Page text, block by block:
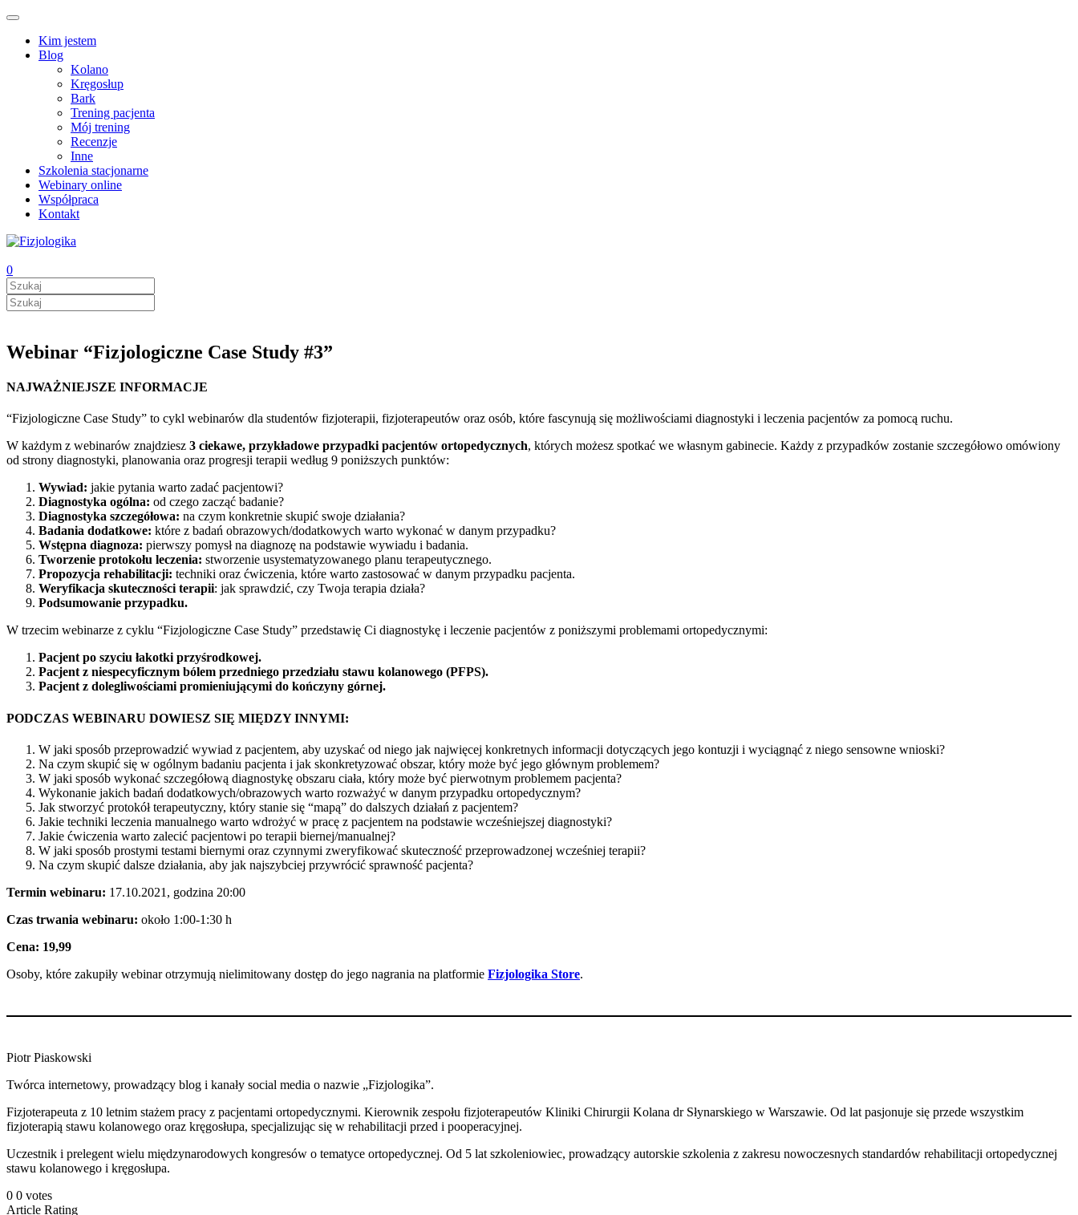
Kim jestem
Blog
Kolano
Kręgosłup
Bark
Trening pacjenta
Mój trening
Recenzje
Inne
Szkolenia stacjonarne
Webinary online
Współpraca
Kontakt
0
Webinar “Fizjologiczne Case Study #3”
NAJWAŻNIEJSZE INFORMACJE
“Fizjologiczne Case Study” to cykl webinarów dla studentów fizjoterapii, fizjoterapeutów oraz osób, które fascynują się możliwościami diagnostyki i leczenia pacjentów za pomocą ruchu.
W każdym z webinarów znajdziesz 3 ciekawe, przykładowe przypadki pacjentów ortopedycznych, których możesz spotkać we własnym gabinecie. Każdy z przypadków zostanie szczegółowo omówiony
od strony diagnostyki, planowania oraz progresji terapii według 9 poniższych punktów:
Wywiad: jakie pytania warto zadać pacjentowi?
Diagnostyka ogólna: od czego zacząć badanie?
Diagnostyka szczegółowa: na czym konkretnie skupić swoje działania?
Badania dodatkowe: które z badań obrazowych/dodatkowych warto wykonać w danym przypadku?
Wstępna diagnoza: pierwszy pomysł na diagnozę na podstawie wywiadu i badania.
Tworzenie protokołu leczenia: stworzenie usystematyzowanego planu terapeutycznego.
Propozycja rehabilitacji: techniki oraz ćwiczenia, które warto zastosować w danym przypadku pacjenta.
Weryfikacja skuteczności terapii: jak sprawdzić, czy Twoja terapia działa?
Podsumowanie przypadku.
W trzecim webinarze z cyklu “Fizjologiczne Case Study” przedstawię Ci diagnostykę i leczenie pacjentów z poniższymi problemami ortopedycznymi:
Pacjent po szyciu łakotki przyśrodkowej.
Pacjent z niespecyficznym bólem przedniego przedziału stawu kolanowego (PFPS).
Pacjent z dolegliwościami promieniującymi do kończyny górnej.
PODCZAS WEBINARU DOWIESZ SIĘ MIĘDZY INNYMI:
W jaki sposób przeprowadzić wywiad z pacjentem, aby uzyskać od niego jak najwięcej konkretnych informacji dotyczących jego kontuzji i wyciągnąć z niego sensowne wnioski?
Na czym skupić się w ogólnym badaniu pacjenta i jak skonkretyzować obszar, który może być jego głównym problemem?
W jaki sposób wykonać szczegółową diagnostykę obszaru ciała, który może być pierwotnym problemem pacjenta?
Wykonanie jakich badań dodatkowych/obrazowych warto rozważyć w danym przypadku ortopedycznym?
Jak stworzyć protokół terapeutyczny, który stanie się “mapą” do dalszych działań z pacjentem?
Jakie techniki leczenia manualnego warto wdrożyć w pracę z pacjentem na podstawie wcześniejszej diagnostyki?
Jakie ćwiczenia warto zalecić pacjentowi po terapii biernej/manualnej?
W jaki sposób prostymi testami biernymi oraz czynnymi zweryfikować skuteczność przeprowadzonej wcześniej terapii?
Na czym skupić dalsze działania, aby jak najszybciej przywrócić sprawność pacjenta?
Termin webinaru: 17.10.2021, godzina 20:00
Czas trwania webinaru: około 1:00-1:30 h
Cena: 19,99
Osoby, które zakupiły webinar otrzymują nielimitowany dostęp do jego nagrania na platformie Fizjologika Store.
Piotr Piaskowski
Twórca internetowy, prowadzący blog i kanały social media o nazwie „Fizjologika”.
Fizjoterapeuta z 10 letnim stażem pracy z pacjentami ortopedycznymi. Kierownik zespołu fizjoterapeutów Kliniki Chirurgii Kolana dr Słynarskiego w Warszawie. Od lat pasjonuje się przede wszystkim
fizjoterapią stawu kolanowego oraz kręgosłupa, specjalizując się w rehabilitacji przed i pooperacyjnej.
Uczestnik i prelegent wielu międzynarodowych kongresów o tematyce ortopedycznej. Od 5 lat szkoleniowiec, prowadzący autorskie szkolenia z zakresu nowoczesnych standardów rehabilitacji ortopedycznej
stawu kolanowego i kręgosłupa.
0 0 votes
Article Rating